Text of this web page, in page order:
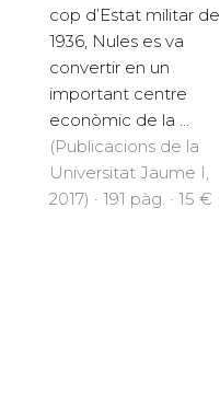
cop d’Estat militar de
1936, Nules es va
convertir en un
important centre
econòmic de la ...
(Publicacions de la
Universitat Jaume I,
2017) · 191 pàg. · 15 €